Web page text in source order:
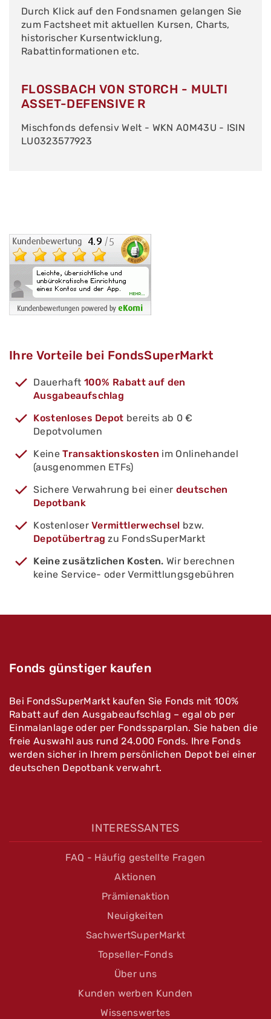
Durch Klick auf den Fondsnamen gelangen Sie
zum Factsheet mit aktuellen Kursen, Charts,
historischer Kursentwicklung,
Rabattinformationen etc.
FLOSSBACH VON STORCH - MULTI
ASSET-DEFENSIVE R
Mischfonds defensiv Welt - WKN A0M43U - ISIN
LU0323577923
Ihre Vorteile bei FondsSuperMarkt
Dauerhaft 100% Rabatt auf den
Ausgabeaufschlag
Kostenloses Depot bereits ab 0 €
Depotvolumen
KeineTransaktionskosten im Onlinehandel
(ausgenommen ETFs)
Sichere Verwahrung bei einer deutschen
Depotbank
KostenloserVermittlerwechsel bzw.
Depotübertrag zu FondsSuperMarkt
Keine zusätzlichen Kosten. Wir berechnen
keine Service- oder Vermittlungsgebühren
Fonds günstiger kaufen
Bei FondsSuperMarkt kaufen Sie Fonds mit 100%
Rabatt auf den Ausgabeaufschlag – egal ob per
Einmalanlage oder per Fondssparplan. Sie haben die
freie Auswahl aus rund 24.000 Fonds. Ihre Fonds
werden sicher in Ihrem persönlichen Depot bei einer
deutschen Depotbank verwahrt.
INTERESSANTES
FAQ - Häufig gestellte Fragen
Aktionen
Prämienaktion
Neuigkeiten
SachwertSuperMarkt
Topseller-Fonds
Über uns
Kunden werben Kunden
Wissenswertes